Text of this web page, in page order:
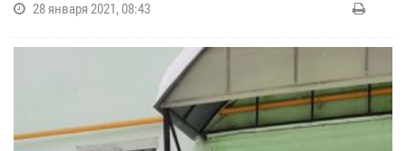
28 января 2021, 08:43